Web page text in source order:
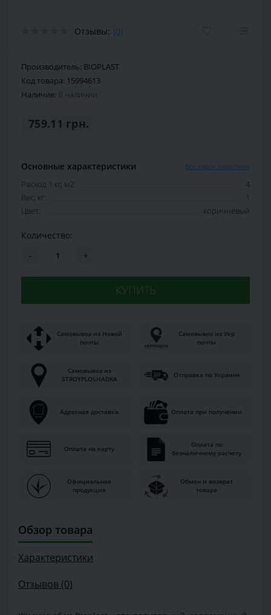
Отзывы: (0)
Производитель: BIOPLAST
Код товара: 15994613
Наличие: В наличии
759.11 грн.
Основные характеристики Все характеристики
Расход 1 кг, м2:
4
Вес, кг:
1
Цвет:
коричневый
Количество:
- +
КУПИТЬ
Самовывоз из Новой
почты
Самовывоз из Укр
почты
Самовывоз из
STROYPLOSHADKA
Отправка по Украине
Адресная доставка Оплата при получении
Оплата на карту
Оплата по
безналичному расчету
Официальная
продукция
Обмен и возврат
товара
Обзор товара
Характеристики
Отзывов (0)